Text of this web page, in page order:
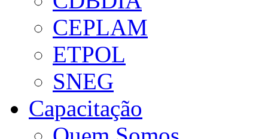
CEPLAM
ETPOL
SNEG
Capacitação